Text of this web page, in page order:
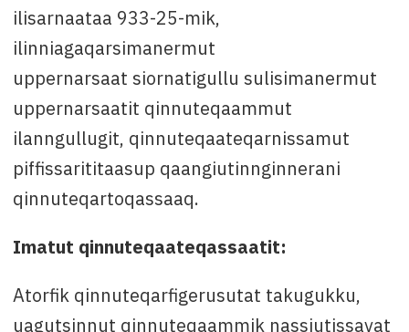
ilisarnaataa 933-25-mik,
ilinniagaqarsimanermut
uppernarsaat siornatigullu sulisimanermut
uppernarsaatit qinnuteqaammut
ilanngullugit, qinnuteqaateqarnissamut
piffissarititaasup qaangiutinnginnerani
qinnuteqartoqassaaq.
Imatut qinnuteqaateqassaatit:
Atorfik qinnuteqarfigerusutat takugukku,
uagutsinnut qinnuteqaammik nassiutissavat